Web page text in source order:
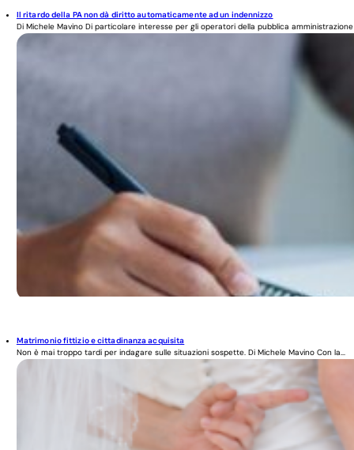
Il ritardo della PA non dà diritto automaticamente ad un indennizzo
Di Michele Mavino Di particolare interesse per gli operatori della pubblica
Matrimonio fittizio e cittadinanza acquisita
Non è mai troppo tardi per indagare sulle situazioni sospette. Di Michele Mavino Con la...